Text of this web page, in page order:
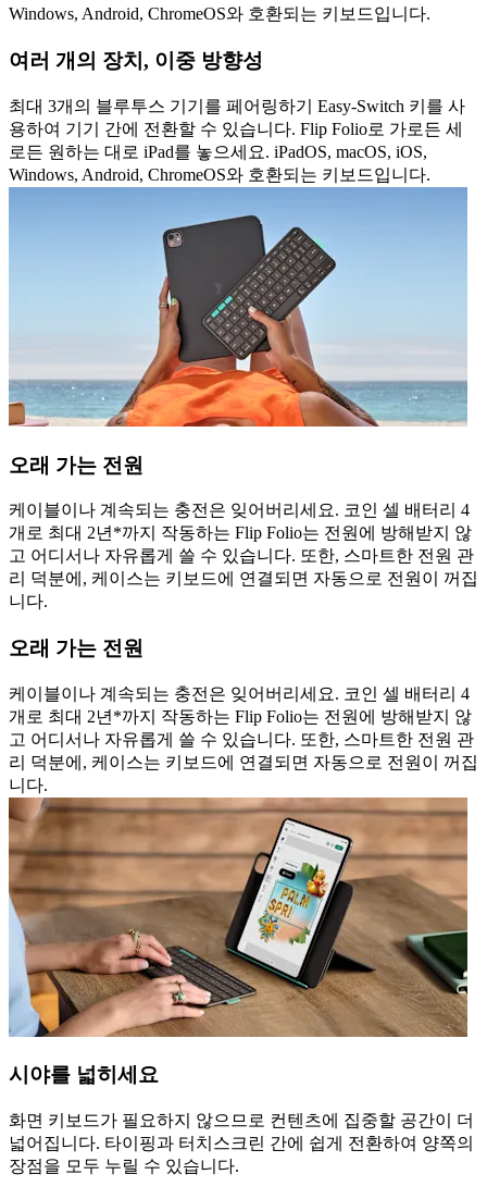
Windows, Android, ChromeOS와 호환되는 키보드입니다.
여러 개의 장치, 이중 방향성
최대 3개의 블루투스 기기를 페어링하기 Easy-Switch 키를 사
용하여 기기 간에 전환할 수 있습니다. Flip Folio로 가로든 세
로든 원하는 대로 iPad를 놓으세요. iPadOS, macOS, iOS,
Windows, Android, ChromeOS와 호환되는 키보드입니다.
오래 가는 전원
케이블이나 계속되는 충전은 잊어버리세요. 코인 셀 배터리 4
개로 최대 2년*까지 작동하는 Flip Folio는 전원에 방해받지 않
고 어디서나 자유롭게 쓸 수 있습니다. 또한, 스마트한 전원 관
리 덕분에, 케이스는 키보드에 연결되면 자동으로 전원이 꺼집
니다.
오래 가는 전원
케이블이나 계속되는 충전은 잊어버리세요. 코인 셀 배터리 4
개로 최대 2년*까지 작동하는 Flip Folio는 전원에 방해받지 않
고 어디서나 자유롭게 쓸 수 있습니다. 또한, 스마트한 전원 관
리 덕분에, 케이스는 키보드에 연결되면 자동으로 전원이 꺼집
니다.
시야를 넓히세요
화면 키보드가 필요하지 않으므로 컨텐츠에 집중할 공간이 더
넓어집니다. 타이핑과 터치스크린 간에 쉽게 전환하여 양쪽의
장점을 모두 누릴 수 있습니다.